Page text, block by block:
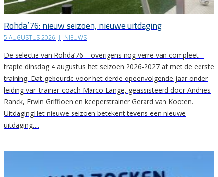
Rohda’76: nieuw seizoen, nieuwe uitdaging
5 AUGUSTUS 2026 | NIEUWS
De selectie van Rohda’76 – overigens nog verre van compleet –
trapte dinsdag 4 augustus het seizoen 2026-2027 af met de eerste
training. Dat gebeurde voor het derde opeenvolgende jaar onder
leiding van trainer-coach Marco Lange, geassisteerd door Andries
Ranck, Erwin Griffioen en keeperstrainer Gerard van Kooten.
UitdagingHet nieuwe seizoen betekent tevens een nieuwe
uitdaging….